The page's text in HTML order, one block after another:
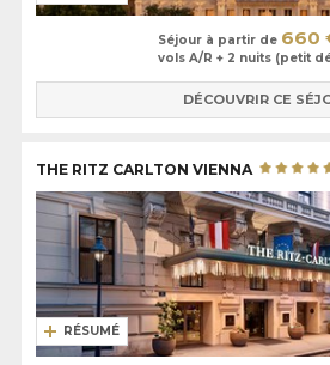
Séjour à partir de 660
vols A/R + 2 nuits (petit
DÉCOUVRIR CE
THE RITZ CARLTON VIENNA
RÉSUMÉ